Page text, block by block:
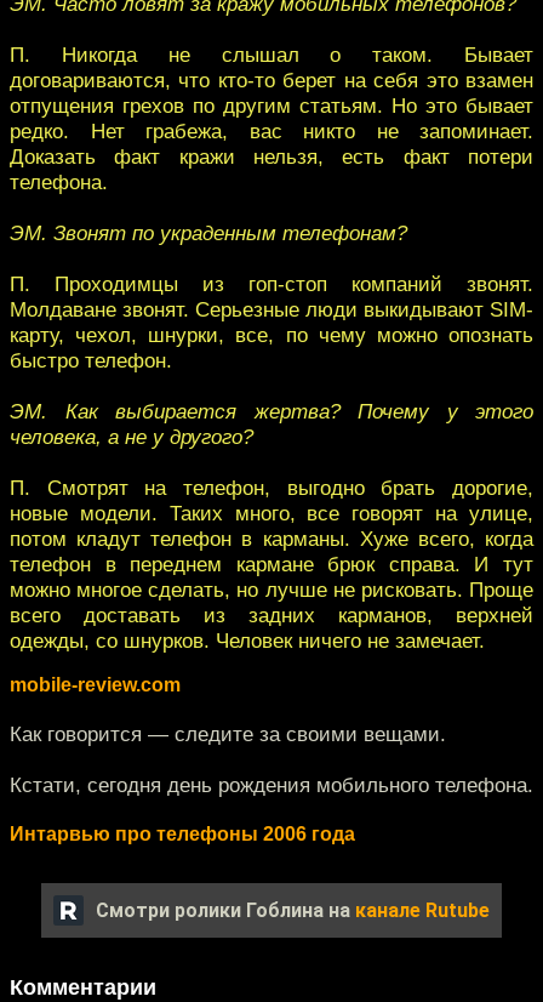
П. Никогда не слышал о таком. Бывает
договариваются, что кто-то берет на себя это взамен
отпущения грехов по другим статьям. Но это бывает
редко. Нет грабежа, вас никто не запоминает.
Доказать факт кражи нельзя, есть факт потери
телефона.
ЭМ. Звонят по украденным телефонам?
П. Проходимцы из гоп-стоп компаний звонят.
Молдаване звонят. Серьезные люди выкидывают SIM-
карту, чехол, шнурки, все, по чему можно опознать
быстро телефон.
ЭМ. Как выбирается жертва? Почему у этого
человека, а не у другого?
П. Смотрят на телефон, выгодно брать дорогие,
новые модели. Таких много, все говорят на улице,
потом кладут телефон в карманы. Хуже всего, когда
телефон в переднем кармане брюк справа. И тут
можно многое сделать, но лучше не рисковать. Проще
всего доставать из задних карманов, верхней
одежды, со шнурков. Человек ничего не замечает.
mobile-review.com
Как говорится — следите за своими вещами.
Кстати, сегодня день рождения мобильного телефона.
Интарвью про телефоны 2006 года
Смотри ролики Гоблина на канале Rutube
Комментарии